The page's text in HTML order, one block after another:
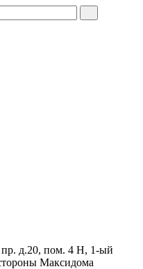
пр. д.20, пом. 4 Н, 1-ый
Максидома